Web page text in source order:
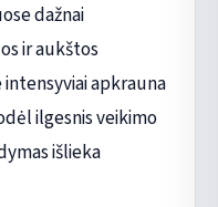
dažnai
ir aukštos
apkrauna
ilgesnis veikimo
išlieka